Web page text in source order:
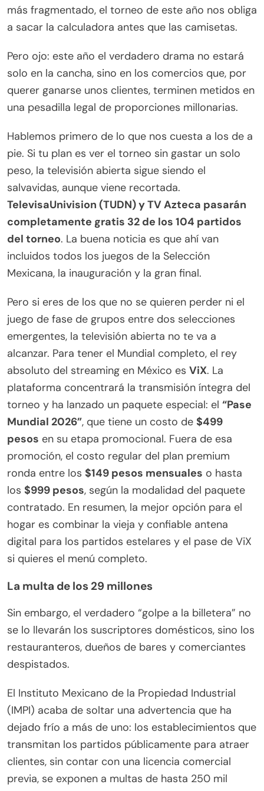
más fragmentado, el torneo de este año nos obliga
a sacar la calculadora antes que las camisetas.
Pero ojo: este año el verdadero drama no estará
solo en la cancha, sino en los comercios que, por
querer ganarse unos clientes, terminen metidos en
una pesadilla legal de proporciones millonarias.
Hablemos primero de lo que nos cuesta a los de a
pie. Si tu plan es ver el torneo sin gastar un solo
peso, la televisión abierta sigue siendo el
salvavidas, aunque viene recortada.
TelevisaUnivision (TUDN) y TV Azteca pasarán
completamente gratis 32 de los 104 partidos
del torneo. La buena noticia es que ahí van
incluidos todos los juegos de la Selección
Mexicana, la inauguración y la gran final.
Pero si eres de los que no se quieren perder ni el
juego de fase de grupos entre dos selecciones
emergentes, la televisión abierta no te va a
alcanzar. Para tener el Mundial completo, el rey
absoluto del streaming en México es ViX. La
plataforma concentrará la transmisión íntegra del
torneo y ha lanzado un paquete especial: el “Pase
Mundial 2026”, que tiene un costo de $499
pesos en su etapa promocional. Fuera de esa
promoción, el costo regular del plan premium
ronda entre los $149 pesos mensuales o hasta
los $999 pesos, según la modalidad del paquete
contratado. En resumen, la mejor opción para el
hogar es combinar la vieja y confiable antena
digital para los partidos estelares y el pase de ViX
si quieres el menú completo.
La multa de los 29 millones
Sin embargo, el verdadero “golpe a la billetera” no
se lo llevarán los suscriptores domésticos, sino los
restauranteros, dueños de bares y comerciantes
despistados.
El Instituto Mexicano de la Propiedad Industrial
(IMPI) acaba de soltar una advertencia que ha
dejado frío a más de uno: los establecimientos que
transmitan los partidos públicamente para atraer
clientes, sin contar con una licencia comercial
previa, se exponen a multas de hasta 250 mil